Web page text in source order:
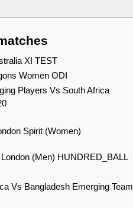
XI TEST
Women ODI
Players Vs South Africa
Spirit (Women)
(Men) HUNDRED_BALL
Vs Bangladesh Emerging Team